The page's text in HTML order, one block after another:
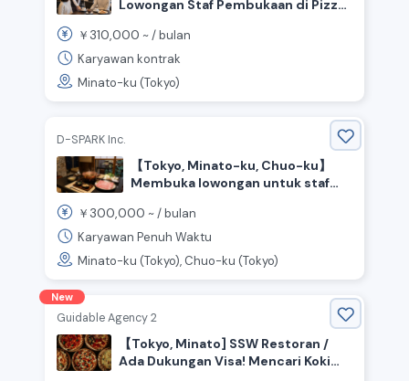
Lowongan Staf Pembukaan di Pizza
￥ 310,000 ~ /bulan
Karyawan kontrak
Minato-ku (Tokyo)
D-SPARK Inc.
【Tokyo, Minato-ku, Chuo-ku】
Membuka lowongan untuk staf
hidangan daging babi
￥ 300,000 ~ /bulan
Karyawan Penuh Waktu
Minato-ku (Tokyo), Chuo-ku (Tokyo)
New
Guidable Agency 2
【Tokyo, Minato] SSW Restoran /
Ada Dukungan Visa! Mencari Koki